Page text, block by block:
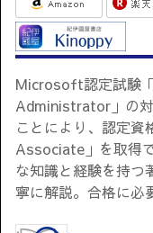
Microsoft認定試験
Administrator」の
ことにより、認定
Associate」を取得
な知識と経験を持つ
寧に解説。合格に必